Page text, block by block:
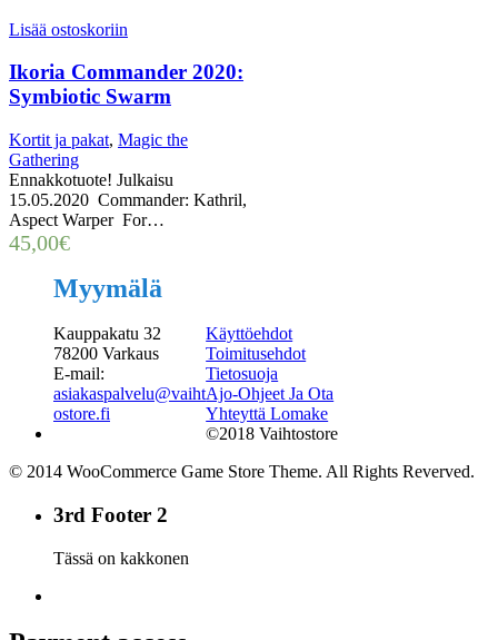
Lisää ostoskoriin
Ikoria Commander 2020:
Symbiotic Swarm
Kortit ja pakat, Magic the
Gathering
Ennakkotuote! Julkaisu
15.05.2020 Commander: Kathril,
Aspect Warper For…
45,00€
Myymälä
Kauppakatu 32
78200 Varkaus
E-mail:
asiakaspalvelu@vaiht
ostore.fi
Käyttöehdot
Toimitusehdot
Tietosuoja
Ajo-Ohjeet Ja Ota
Yhteyttä Lomake
©2018 Vaihtostore
© 2014 WooCommerce Game Store Theme. All Rights Reverved.
3rd Footer 2
Tässä on kakkonen